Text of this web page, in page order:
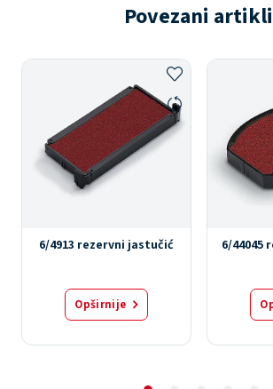
Povezani artikli
6/4913 rezervni jastučić
Opširnije
6/44045